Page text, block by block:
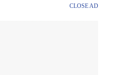
CLOSE AD